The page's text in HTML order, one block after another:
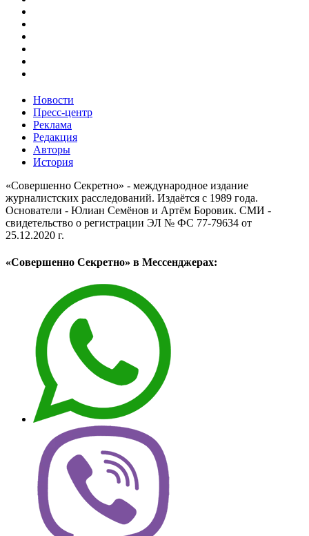
Новости
Пресс-центр
Реклама
Редакция
Авторы
История
«Совершенно Секретно» - международное издание
журналистских расследований. Издаётся с 1989 года.
Основатели - Юлиан Семёнов и Артём Боровик. CМИ -
свидетельство о регистрации ЭЛ № ФС 77-79634 от
25.12.2020 г.
«Совершенно Секретно» в Мессенджерах: